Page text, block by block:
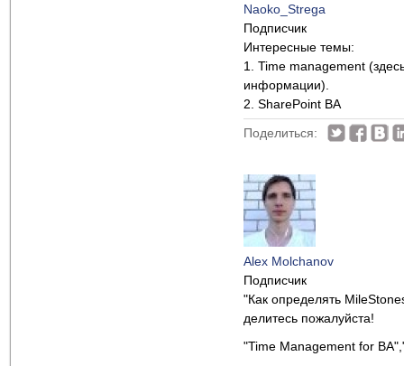
Naoko_Strega
Подписчик
Интересные темы:
1. Time management
информации).
2. SharePoint BA
Поделиться:
Alex Molchanov
Подписчик
"Как определять
делитесь пожалуйста!
"Time Management for